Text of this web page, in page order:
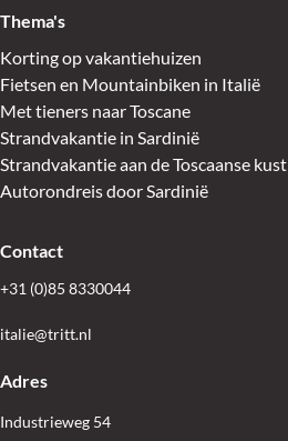
Thema's
Korting op vakantiehuizen
Fietsen en Mountainbiken in Italië
Met tieners naar Toscane
Strandvakantie in Sardinië
Strandvakantie aan de Toscaanse kust
Autorondreis door Sardinië
Contact
+31 (0)85 8330044
italie@tritt.nl
Adres
Industrieweg 54